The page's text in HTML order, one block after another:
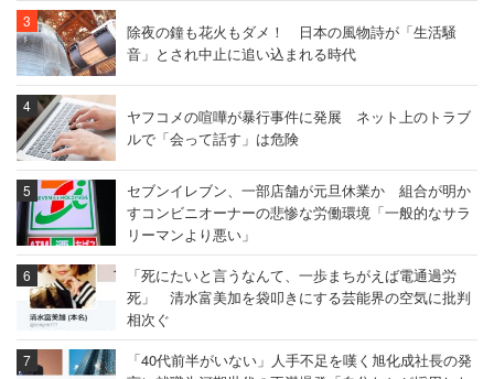
除夜の鐘も花火もダメ！ 日本の風物詩が「生活騒
音」とされ中止に追い込まれる時代
ヤフコメの喧嘩が暴行事件に発展 ネット上のトラブ
ルで「会って話す」は危険
セブンイレブン、一部店舗が元旦休業か 組合が明か
すコンビニオーナーの悲惨な労働環境「一般的なサラ
リーマンより悪い」
「死にたいと言うなんて、一歩まちがえば電通過労
死」 清水富美加を袋叩きにする芸能界の空気に批判
相次ぐ
「40代前半がいない」人手不足を嘆く旭化成社長の発